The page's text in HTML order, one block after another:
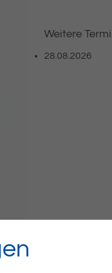
Weitere
28.08.2026